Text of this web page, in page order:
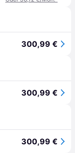
300,99 €
300,99 €
300,99 €